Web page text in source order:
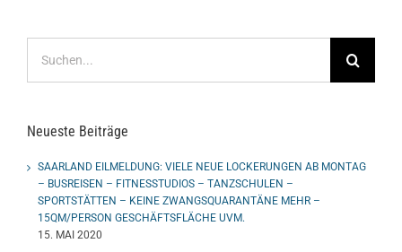
nach:
Neueste Beiträge
SAARLAND EILMELDUNG: VIELE NEUE LOCKERUNGEN AB MONTAG
– BUSREISEN – FITNESSTUDIOS – TANZSCHULEN –
SPORTSTÄTTEN – KEINE ZWANGSQUARANTÄNE MEHR –
15QM/PERSON GESCHÄFTSFLÄCHE UVM.
15. MAI 2020